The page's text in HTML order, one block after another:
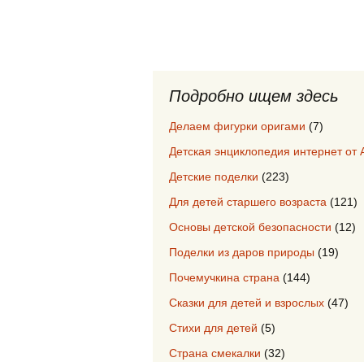
Подробно ищем здесь
Делаем фигурки оригами (7)
Детская энциклопедия интернет от
Детские поделки (223)
Для детей старшего возраста (121)
Основы детской безопасности (12)
Поделки из даров природы (19)
Почемучкина страна (144)
Сказки для детей и взрослых (47)
Стихи для детей (5)
Страна смекалки (32)